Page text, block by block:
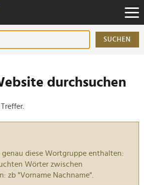
SUCHEN
durchsuchen
genau diese Wortgruppe enthalten:
Wörter zwischen
zb "Vorname Nachname".